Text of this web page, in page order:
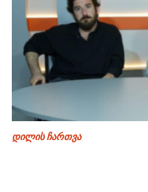
დილის ჩართვა